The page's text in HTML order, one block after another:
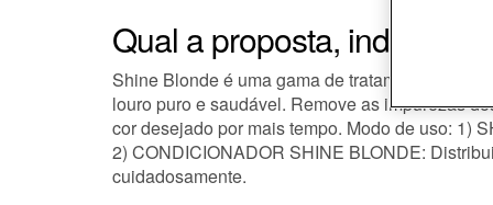
Qual a proposta,
Shine Blonde é uma gama de tratamento,
louro puro e saudável. Remove as impurezas
cor desejado por mais tempo. Modo de uso: 1)
2) CONDICIONADOR SHINE BLONDE:
cuidadosamente.